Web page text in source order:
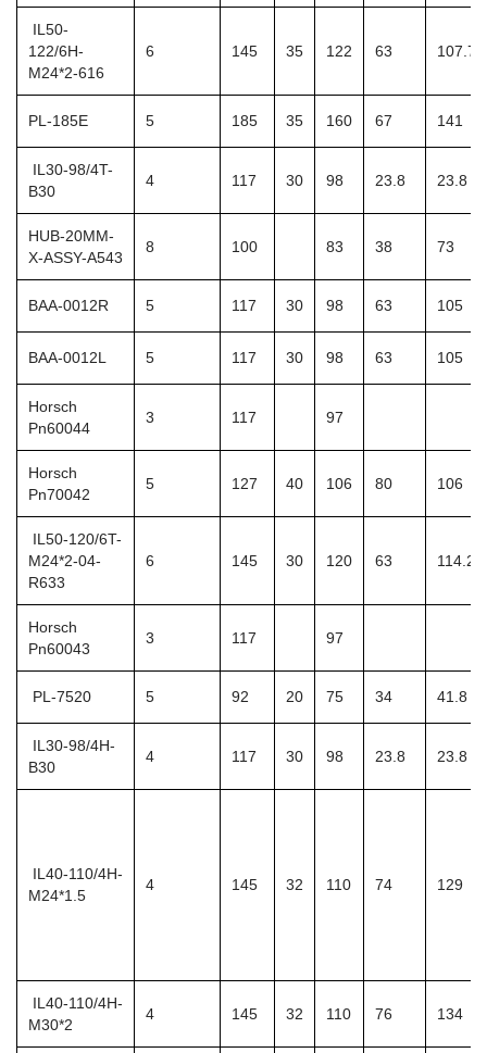
IL50-
122/6H-
M24*2-616
6 145 35 122 63 107.7
PL-185E 5 185 35 160 67 141
IL30-98/4T-
B30
4 117 30 98 23.8 23.8
HUB-20MM-
X-ASSY-A543
8 100 83 38 73
BAA-0012R 5 117 30 98 63 105
BAA-0012L 5 117 30 98 63 105
Horsch
Pn60044
3 117 97
Horsch
Pn70042
5 127 40 106 80 106
IL50-120/6T-
M24*2-04-
R633
6 145 30 120 63 114.2
Horsch
Pn60043
3 117 97
PL-7520 5 92 20 75 34 41.8
IL30-98/4H-
B30
4 117 30 98 23.8 23.8
IL40-110/4H-
M24*1.5
4 145 32 110 74 129
IL40-110/4H-
M30*2
4 145 32 110 76 134